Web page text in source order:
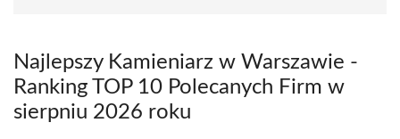
Najlepszy Kamieniarz w Warszawie -
Ranking TOP 10 Polecanych Firm w
sierpniu 2026 roku